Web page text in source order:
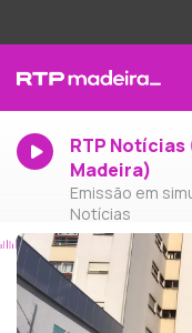
RTP Notícias
Madeira)
Emissão em
Notícias